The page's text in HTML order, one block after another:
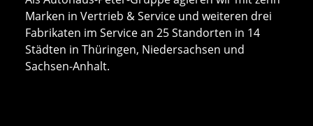
Marken in Vertrieb & Service und weiteren drei
Fabrikaten im Service an 25 Standorten in 14
Städten in Thüringen, Niedersachsen und
Sachsen-Anhalt.